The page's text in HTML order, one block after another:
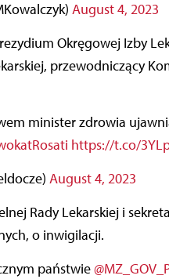
August 4, 2023
Okręgowej Izby
przewodniczący
minister zdrowia
https://t.co/
August 4, 2023
Rady Lekarskiej i
o inwigilacji.
państwie